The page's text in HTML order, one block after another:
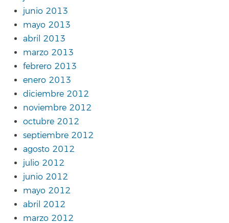
junio 2013
mayo 2013
abril 2013
marzo 2013
febrero 2013
enero 2013
diciembre 2012
noviembre 2012
octubre 2012
septiembre 2012
agosto 2012
julio 2012
junio 2012
mayo 2012
abril 2012
marzo 2012